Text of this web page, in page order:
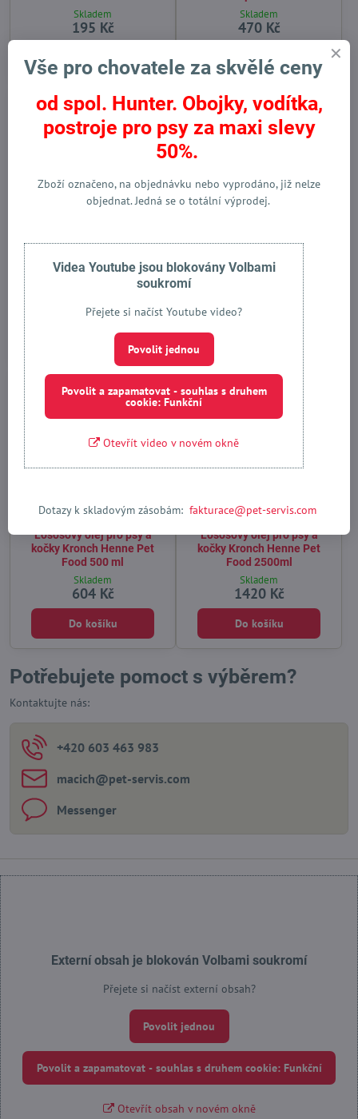
Skladem
195 Kč
Do košíku
Skladem
470 Kč
Zobrazit
Novinka
Omega 3 & 6 EPA. DHA
Lososový olej Kronch Henne
Pet Food SalmonCA s
670 Kč
Do košíku
Novinka
Top produkt
Omega 3 & 6 EPA. DHA
Lososový olej pro psy a
kočky Kronch Henne Pet
367 Kč
6%
Omega 3 & 6 EPA. DHA
Lososový olej pro psy a
kočky Kronch Henne Pet
Food 500 ml
Skladem
604 Kč
Do košíku
18%
Zboží v akci
Lososový olej pro psy a
kočky Kronch Henne Pet
Food 2500ml
Skladem
1420 Kč
Do košíku
Potřebujete pomoct s výběrem?
Kontaktujte nás:
+420 603 463 983
macich​@pet-servis​.com
Messenger
Externí obsah je blokován Volbami soukromí
Přejete si načíst externí obsah?
Povolit jednou
Povolit a zapamatovat - souhlas s druhem cookie: Funkční
Otevřít obsah v novém okně
Vše pro chovatele za skvělé ceny
od spol. Hunter. Obojky, vodítka,
postroje pro psy za maxi slevy
50%.
Zboží označeno, na objednávku nebo vyprodáno, již nelze
objednat. Jedná se o totální výprodej.
Videa Youtube jsou blokovány Volbami
soukromí
Přejete si načíst Youtube video?
Povolit jednou
Povolit a zapamatovat - souhlas s druhem
cookie: Funkční
Otevřít video v novém okně
Dotazy k skladovým zásobám:fakturace@pet-servis.com